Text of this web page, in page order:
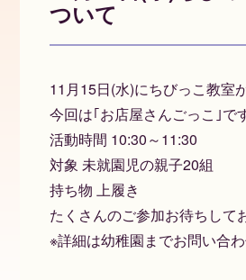
ついて
11月15日(水)にちびっこ教室
今回は｢お店屋さんごっこ｣です
活動時間 10:30～11:30
対象 未就園児の親子20組
持ち物 上履き
たくさんのご参加お待ちして
※詳細は幼稚園までお問い合わ